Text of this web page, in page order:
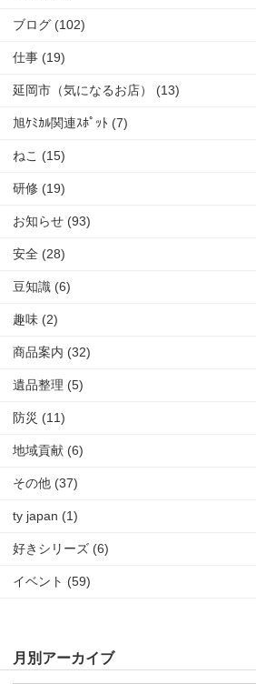
ブログ (102)
仕事 (19)
延岡市（気になるお店） (13)
旭ｹﾐｶﾙ関連ｽﾎﾟｯﾄ (7)
ねこ (15)
研修 (19)
お知らせ (93)
安全 (28)
豆知識 (6)
趣味 (2)
商品案内 (32)
遺品整理 (5)
防災 (11)
地域貢献 (6)
その他 (37)
ty japan (1)
好きシリーズ (6)
イベント (59)
月別アーカイブ